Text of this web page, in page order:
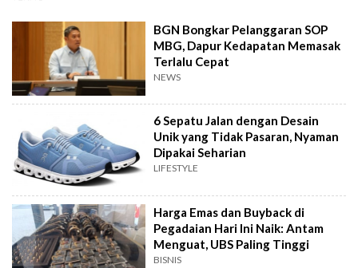
BGN Bongkar Pelanggaran SOP
MBG, Dapur Kedapatan Memasak
Terlalu Cepat
NEWS
6 Sepatu Jalan dengan Desain
Unik yang Tidak Pasaran, Nyaman
Dipakai Seharian
LIFESTYLE
Harga Emas dan Buyback di
Pegadaian Hari Ini Naik: Antam
Menguat, UBS Paling Tinggi
BISNIS